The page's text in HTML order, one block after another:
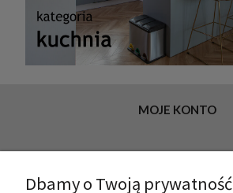
MOJE KONTO
Dbamy o Twoją prywatność